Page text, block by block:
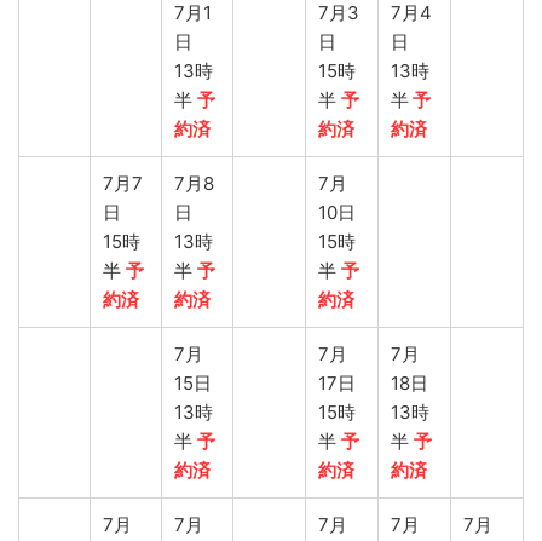
7月1
日
13時
半 予
約済
7月3
日
15時
半 予
約済
7月4
日
13時
半予
約済
7月7
日
15時
半 予
約済
7月8
日
13時
半 予
約済
7月
10日
15時
半 予
約済
7月
15日
13時
半 予
約済
7月
17日
15時
半 予
約済
7月
18日
13時
半 予
約済
7月
7月
7月
7月
7月